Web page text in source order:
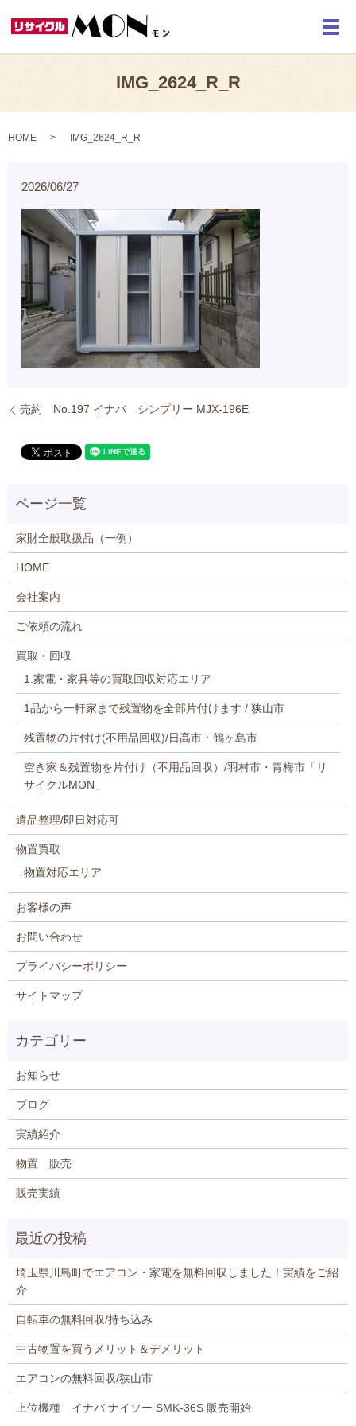
メ
IMG_2624_R_R
HOME IMG_2624_R_R
2026/06/27
売約 No.197 イナバ シンプリー MJX-196E
家財全般取扱品（一例）
HOME
会社案内
ご依頼の流れ
買取・回収
1.家電・家具等の買取回収対応エリア
1品から一軒家まで残置物を全部片付けます / 狭山市
残置物の片付け(不用品回収)/日高市・鶴ヶ島市
空き家＆残置物を片付け（不用品回収）/羽村市・青梅市「リ
サイクルMON」
遺品整理/即日対応可
物置買取
物置対応エリア
お客様の声
お問い合わせ
プライバシーポリシー
サイトマップ
お知らせ
ブログ
実績紹介
物置 販売
販売実績
埼玉県川島町でエアコン・家電を無料回収しました！実績をご紹
介
自転車の無料回収/持ち込み
中古物置を買うメリット＆デメリット
エアコンの無料回収/狭山市
上位機種 イナバ ナイソー SMK-36S 販売開始